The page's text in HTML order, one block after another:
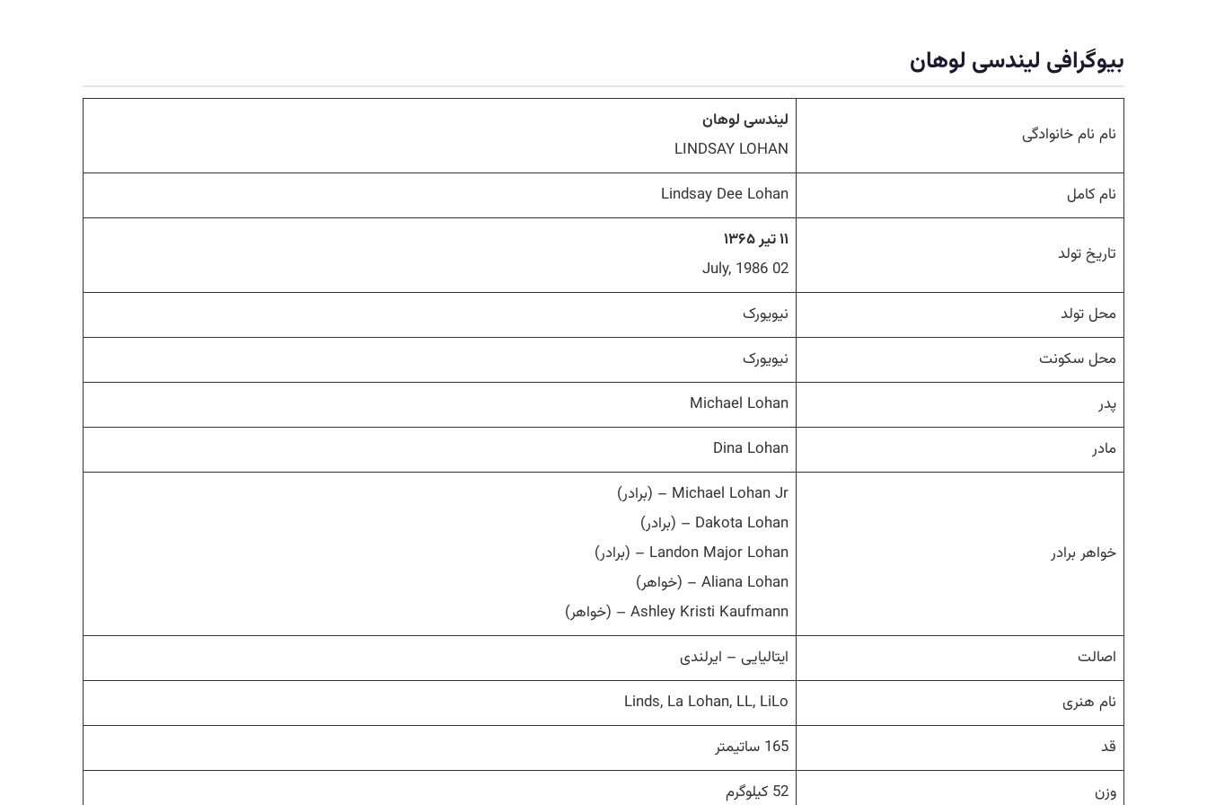
بیوگرافی لیندسی لوهان
نام نام خانوادگی
لیندسی لوهان
LINDSAY LOHAN
نام کامل
Lindsay Dee Lohan
تاریخ تولد
۱۱ تیر ۱۳۶۵
02 July, 1986
محل تولد
نیویورک
محل سکونت
نیویورک
پدر
Michael Lohan
مادر
Dina Lohan
خواهر برادر
Michael Lohan Jr – (برادر)
Dakota Lohan – (برادر)
Landon Major Lohan – (برادر)
Aliana Lohan – (خواهر)
Ashley Kristi Kaufmann – (خواهر)
اصالت
ایتالیایی – ایرلندی
نام هنری
Linds, La Lohan, LL, LiLo
قد
165 ساتیمتر
وزن
52 کیلوگرم